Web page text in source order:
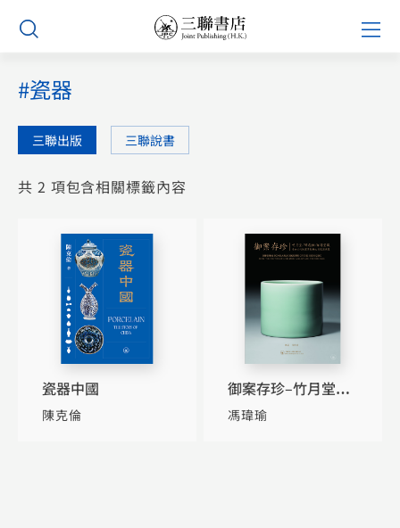
Skip
content
#瓷器
三聯出版 三聯說書
共 2 項包含相關標籤內容
瓷器中國
陳克倫
御案存珍–竹月堂、
明成館、自得堂藏清
馮瑋瑜